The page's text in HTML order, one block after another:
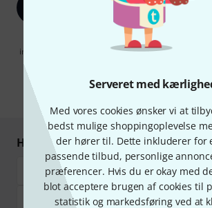
Serveret med
Med vores cookies ønsker vi at
bedst mulige shoppingoplevelse
der hører til. Dette inkluderer for
passende tilbud, personlige
præferencer. Hvis du er okay med
blot acceptere brugen af cookies til
statistik og markedsføring ved at
Tilmeld dig nu
Når jeg klikker på "Tilmeld dig nu", erklærer
indforstået med at modtage e-mail-reklame.
Handl og betal sikkert